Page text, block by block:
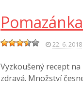
22. 6. 2018
Vyzkoušený recept
zdravá. Množství